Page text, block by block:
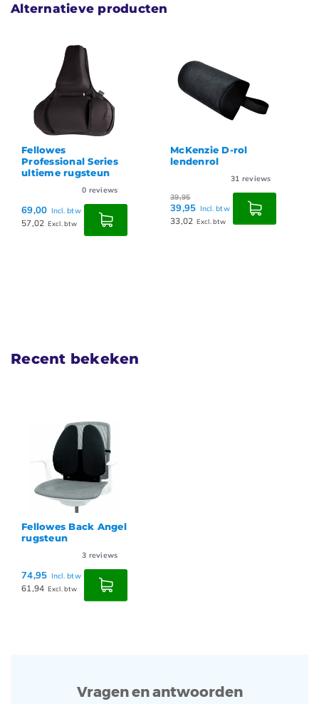
Alternatieve producten
McKenzie D-rol
lendenrol
31reviews
39,95 Incl. btw
33,02 Excl. btw
Fellowes Smart
Suites Slimline
44,95 Incl. btw
37,15 Excl. btw
Recent bekeken
Fellowes Back Angel
rugsteun
3 reviews
74,95 Incl. btw
61,94 Excl. btw
Vragen en antwoorden